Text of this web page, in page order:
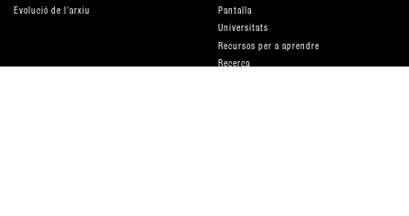
Evolució de l'arxiu
Pantalla
Universitats
Recursos per a aprendre
Recerca